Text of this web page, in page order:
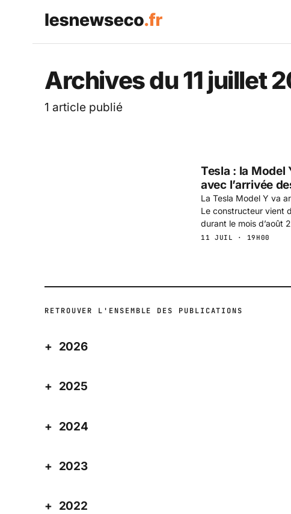
Les News Eco .fr —
Archives du 11 juillet
1 article publié
Tesla : la Model
avec l’arrivée
La Tesla Model Y va
Le constructeur vient
durant le mois d’août
11 JUIL · 19H00
RETROUVER L'ENSEMBLE DES PUBLICATIONS
2026
2025
2024
2023
2022